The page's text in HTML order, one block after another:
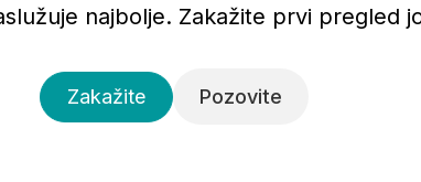
najbolje. Zakažite prvi pregled
Zakažite Pozovite